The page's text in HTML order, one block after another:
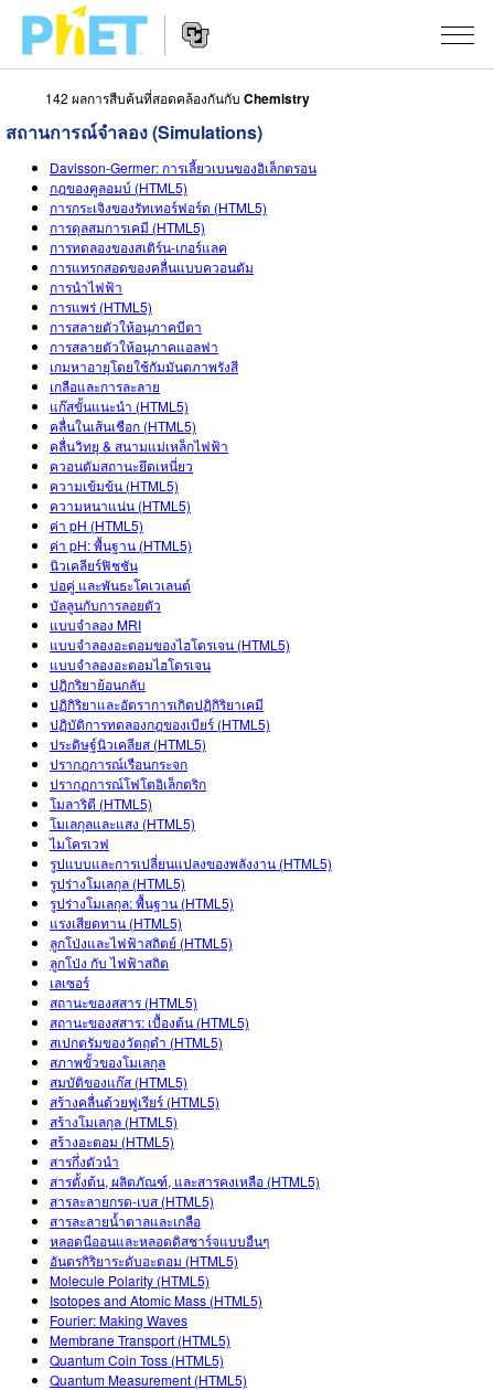
สืบค้น
ภายใน
เว็บไซต์
ของ
PhET
Navigation
สถานการณ์จำลอง
All Sims
ฟิสิกส์
คณิตศาสตร์
เคมี
วิทยาศาสตร์ของโลก
ชีววิทยา
สถานการณ์จำลองที่แปลภาษาแล้ว
Customizable Sims
STUDIO
About Studio
Customizable Sims
Start a Free Trial
Purchase a License
TEACHING
ค้นหากิจกรรม
ร่วมแบ่งปันกิจกรรม
Activity Contribution Guidelines
Virtual Workshops
Professional Learning with PhET
Teaching with PhET
งานวิจัย
INITIATIVES
Inclusive Design
PhET Global
Data Fluency
DEIB in STEM Ed
SceneryStack OSE
Impact Report
เข้าสู่ระบบ / สมัครเพื่อเข้าใช้ระบบ
เข้าสู่ระบบ / สมัครเพื่อเข้าใช้ระบบ
142 ผลการสืบค้นที่สอดคล้องกันกับ Chemistry
สถานการณ์จำลอง (Simulations)
Davisson-Germer: การเลี้ยวเบนของอิเล็กตรอน
กฎของคูลอมบ์ (HTML5)
การกระเจิงของรัทเทอร์ฟอร์ด (HTML5)
การดุลสมการเคมี (HTML5)
การทดลองของสเติร์น-เกอร์แลค
การแทรกสอดของคลื่นแบบควอนตัม
การนำไฟฟ้า
การแพร่ (HTML5)
การสลายตัวให้อนุภาคบีตา
การสลายตัวให้อนุภาคแอลฟา
เกมหาอายุโดยใช้กัมมันตภาพรังสี
เกลือและการละลาย
แก๊สขั้นแนะนำ (HTML5)
คลื่นในเส้นเชือก (HTML5)
คลื่นวิทยุ & สนามแม่เหล็กไฟฟ้า
ควอนตัมสถานะยึดเหนี่ยว
ความเข้มข้น (HTML5)
ความหนาแน่น (HTML5)
ค่า pH (HTML5)
ค่า pH: พื้นฐาน (HTML5)
นิวเคลียร์ฟิชชัน
บ่อคู่ และพันธะโคเวเลนต์
บัลลูนกับการลอยตัว
แบบจำลอง MRI
แบบจำลองอะตอมของไฮโดรเจน (HTML5)
แบบจำลองอะตอมไฮโดรเจน
ปฎิกริยาย้อนกลับ
ปฏิกิริยาและอัตราการเกิดปฏิกิริยาเคมี
ปฏิบัติการทดลองกฎของเบียร์ (HTML5)
ประดิษฐ์นิวเคลียส (HTML5)
ปรากฎการณ์เรือนกระจก
ปรากฏการณ์โฟโตอิเล็กตริก
โมลาริตี (HTML5)
โมเลกุลและแสง (HTML5)
ไมโครเวฟ
รูปแบบและการเปลี่ยนแปลงของพลังงาน (HTML5)
รูปร่างโมเลกุล (HTML5)
รูปร่างโมเลกุล: พื้นฐาน (HTML5)
แรงเสียดทาน (HTML5)
ลูกโป่งและไฟฟ้าสถิตย์ (HTML5)
ลูกโป่ง กับ ไฟฟ้าสถิต
เลเซอร์
สถานะของสสาร (HTML5)
สถานะของสสาร: เบื้องต้น (HTML5)
สเปกตรัมของวัตถุดำ (HTML5)
สภาพขั้วของโมเลกุล
สมบัติของแก๊ส (HTML5)
สร้างคลื่นด้วยฟูเรียร์ (HTML5)
สร้างโมเลกุล (HTML5)
สร้างอะตอม (HTML5)
สารกึ่งตัวนำ
สารตั้งต้น, ผลิตภัณฑ์, และสารคงเหลือ (HTML5)
สารละลายกรด-เบส (HTML5)
สารละลายน้ำตาลและเกลือ
หลอดนีออนและหลอดดิสชาร์จแบบอืนๆ
อันตรกิริยาระดับอะตอม (HTML5)
Molecule Polarity (HTML5)
Isotopes and Atomic Mass (HTML5)
Fourier: Making Waves
Membrane Transport (HTML5)
Quantum Coin Toss (HTML5)
Quantum Measurement (HTML5)